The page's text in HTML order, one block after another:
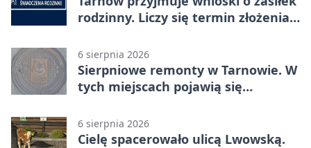
rodzinny. Liczy się termin złożenia
6 sierpnia 2026
Sierpniowe remonty w Tarnowie. W
tych miejscach pojawią się
6 sierpnia 2026
Cielę spacerowało ulicą Lwowską.